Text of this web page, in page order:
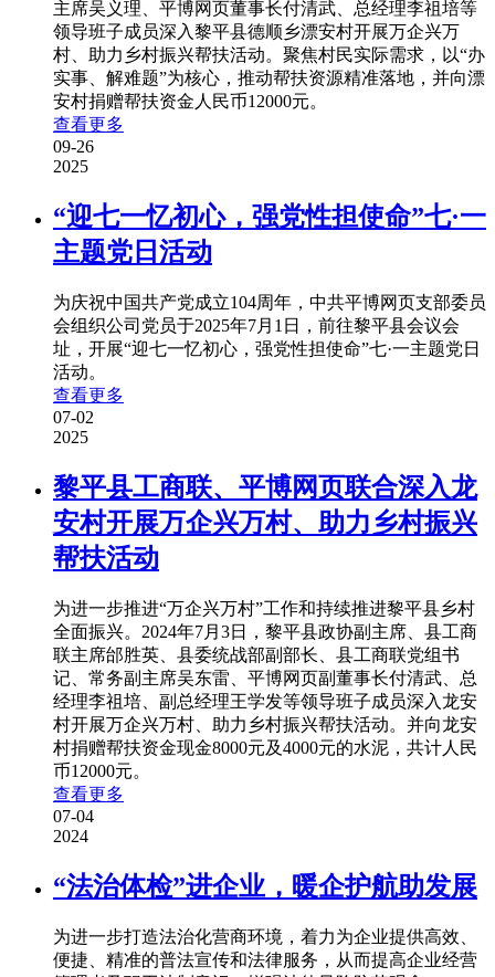
主席吴义理、平博网页董事长付清武、总经理李祖培等
领导班子成员深入黎平县德顺乡漂安村开展万企兴万
村、助力乡村振兴帮扶活动。聚焦村民实际需求，以“办
实事、解难题”为核心，推动帮扶资源精准落地，并向漂
安村捐赠帮扶资金人民币12000元。
查看更多
09-26
2025
“迎七一忆初心，强党性担使命”七·一
主题党日活动
为庆祝中国共产党成立104周年，中共平博网页支部委员
会组织公司党员于2025年7月1日，前往黎平县会议会
址，开展“迎七一忆初心，强党性担使命”七·一主题党日
活动。
查看更多
07-02
2025
黎平县工商联、平博网页联合深入龙
安村开展万企兴万村、助力乡村振兴
帮扶活动
为进一步推进“万企兴万村”工作和持续推进黎平县乡村
全面振兴。2024年7月3日，黎平县政协副主席、县工商
联主席邰胜英、县委统战部副部长、县工商联党组书
记、常务副主席吴东雷、平博网页副董事长付清武、总
经理李祖培、副总经理王学发等领导班子成员深入龙安
村开展万企兴万村、助力乡村振兴帮扶活动。并向龙安
村捐赠帮扶资金现金8000元及4000元的水泥，共计人民
币12000元。
查看更多
07-04
2024
“法治体检”进企业，暖企护航助发展
为进一步打造法治化营商环境，着力为企业提供高效、
便捷、精准的普法宣传和法律服务，从而提高企业经营